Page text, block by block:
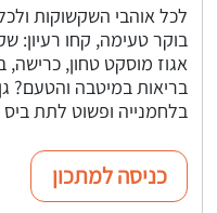
לכל אוהבי השקשוקות
בוקר טעימה, קחו רעיון:
אגוז מוסקט טחון, כרישה,
בריאות במיטבה והטעם?
בלחמנייה ופשוט לתת
כניסה למתכון